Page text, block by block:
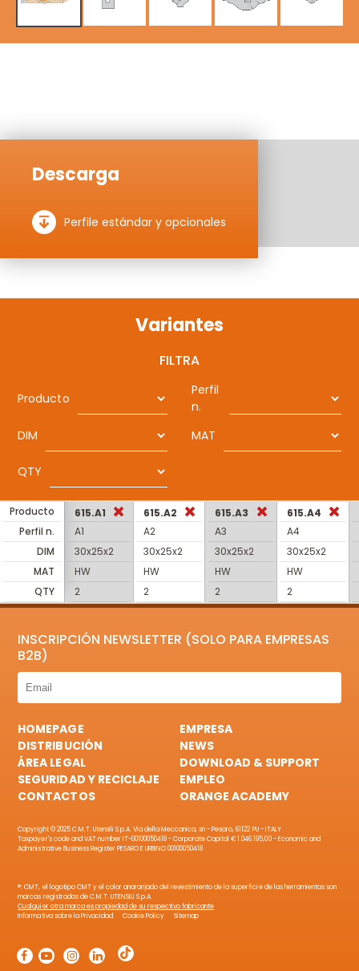
Descarga
Perfile estándar y opcionales
Variantes
FILTRA
Producto
Perfil
n.
DIM
MAT
QTY
Producto
Perfil n.
DIM
MAT
QTY
615.A1
A1
30x25x2
HW
2
615.A2
A2
30x25x2
HW
2
615.A3
A3
30x25x2
HW
2
615.A4
A4
30x25x2
HW
2
INSCRIPCIÓN NEWSLETTER (SOLO PARA EMPRESAS
B2B)
HOMEPAGE
EMPRESA
DISTRIBUCIÓN
NEWS
ÁREA LEGAL
DOWNLOAD & SUPPORT
SEGURIDAD Y RECICLAJE
EMPLEO
CONTACTOS
ORANGE ACADEMY
Copyright © 2025 C.M.T. Utensili S.p.A. Via della Meccanica, sn - Pesaro, 61122 PU - ITALY
Taxpayer's code and VAT number IT-00100050418 - Corporate Capital € 1.046.195,00 - Economic and
Administrative Business Register PESARO E URBINO 00100050418
®: CMT, el logotipo CMT y el color anaranjado del revestimiento de la superficie de las herramientas son
marcas registradas de C.M.T. UTENSILI S.p.A.
Cualquier otra marca es propiedad de su respectivo fabricante
Informativa sobre la Privacidad
Cookie Policy Sitemap